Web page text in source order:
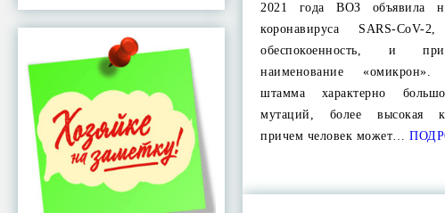
2021 года ВОЗ объявила
коронавируса SARS-CoV-
обеспокоенность, и
наименование
штамма характерно
мутаций, более высокая
причем человек может…